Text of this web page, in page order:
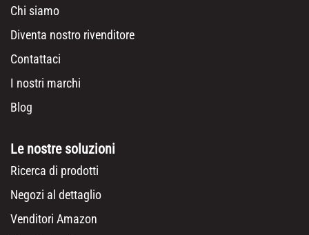
Chi siamo
Diventa nostro rivenditore
Contattaci
I nostri marchi
Blog
Le nostre soluzioni
Ricerca di prodotti
Negozi al dettaglio
Venditori Amazon